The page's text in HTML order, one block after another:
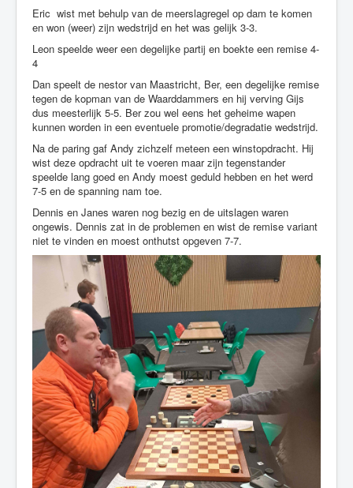
Eric wist met behulp van de meerslagregel op dam te komen
en won (weer) zijn wedstrijd en het was gelijk 3-3.
Leon speelde weer een degelijke partij en boekte een remise 4-
4
Dan speelt de nestor van Maastricht, Ber, een degelijke remise
tegen de kopman van de Waarddammers en hij verving Gijs
dus meesterlijk 5-5. Ber zou wel eens het geheime wapen
kunnen worden in een eventuele promotie/degradatie wedstrijd.
Na de paring gaf Andy zichzelf meteen een winstopdracht. Hij
wist deze opdracht uit te voeren maar zijn tegenstander
speelde lang goed en Andy moest geduld hebben en het werd
7-5 en de spanning nam toe.
Dennis en Janes waren nog bezig en de uitslagen waren
ongewis. Dennis zat in de problemen en wist de remise variant
niet te vinden en moest onthutst opgeven 7-7.